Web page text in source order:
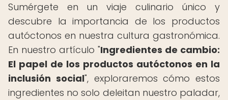
Sumérgete en un viaje culinario único y
descubre la importancia de los productos
autóctonos en nuestra cultura gastronómica.
En nuestro artículo "Ingredientes de cambio:
El papel de los productos autóctonos en la
inclusión social", exploraremos cómo estos
ingredientes no solo deleitan nuestro paladar,